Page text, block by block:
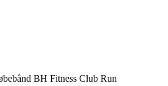
BH Fitness Club Run